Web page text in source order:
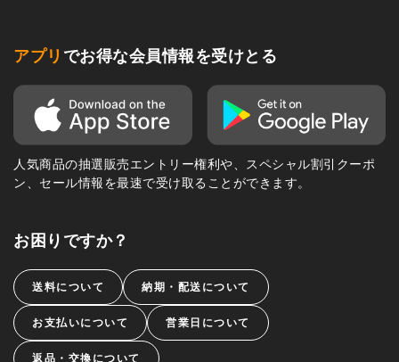
アプリ でお得な会員情報を受けとる
人気商品の抽選販売エントリー権利や、スペシャル割引クーポ
ン、セール情報を最速で受け取ることができます。
お困りですか？
送料について 納期・配送について
お支払いについて 営業日について
返品・交換について